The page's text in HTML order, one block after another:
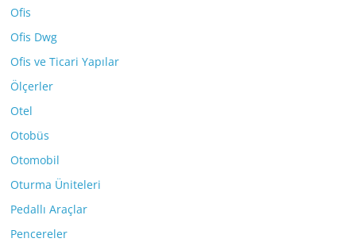
Ofis
Ofis Dwg
Ofis ve Ticari Yapılar
Ölçerler
Otel
Otobüs
Otomobil
Oturma Üniteleri
Pedallı Araçlar
Pencereler